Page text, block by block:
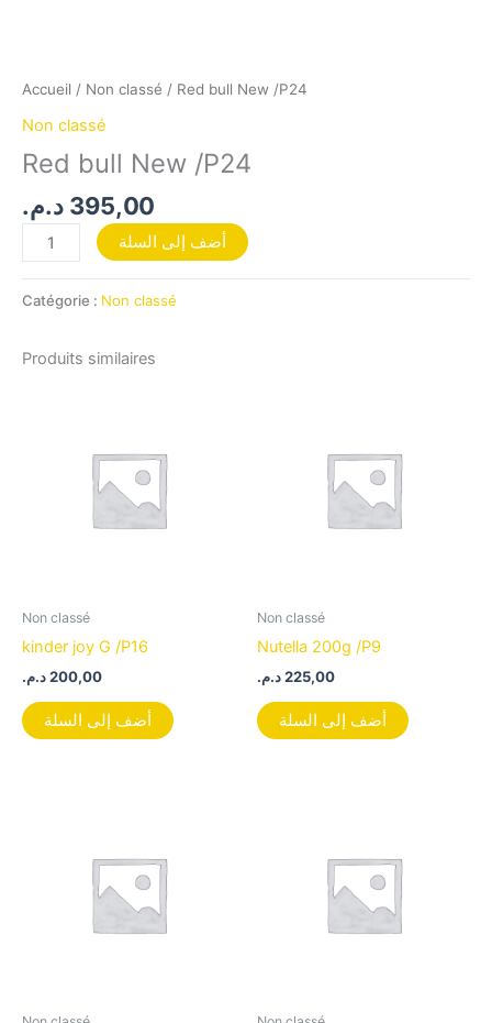
Accueil / Non classé / Red bull New /P24
Non classé
Red bull New /P24
395,00 د.م.
أضف إلى السلة
Catégorie : Non classé
Produits similaires
Non classé
kinder joy G /P16
200,00د.م.
أضف إلى السلة
Non classé
Nutella 200g /P9
225,00د.م.
أضف إلى السلة